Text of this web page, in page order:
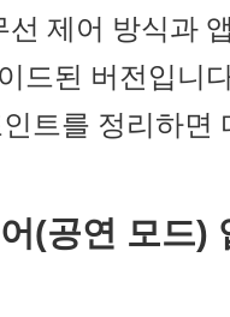
선 제어 방식과
드된 버전입니
트를 정리하면
(공연 모드)